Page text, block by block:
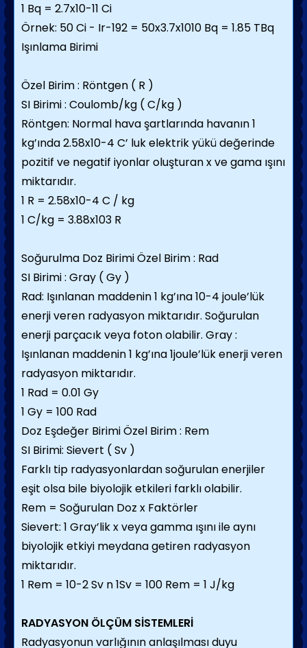
1 Bq = 2.7x10-11 Ci
Örnek: 50 Ci - Ir-192 = 50x3.7x1010 Bq = 1.85 TBq
Işınlama Birimi
Özel Birim : Röntgen ( R )
SI Birimi : Coulomb/kg ( C/kg )
Röntgen: Normal hava şartlarında havanın 1
kg’ında 2.58x10-4 C’ luk elektrik yükü değerinde
pozitif ve negatif iyonlar oluşturan x ve gama ışını
miktarıdır.
1 R = 2.58x10-4 C / kg
1 C/kg = 3.88x103 R
Soğurulma Doz Birimi Özel Birim : Rad
SI Birimi : Gray ( Gy )
Rad: Işınlanan maddenin 1 kg’ına 10-4 joule’lük
enerji veren radyasyon miktarıdır. Soğurulan
enerji parçacık veya foton olabilir. Gray :
Işınlanan maddenin 1 kg’ına 1joule’lük enerji veren
radyasyon miktarıdır.
1 Rad = 0.01 Gy
1 Gy = 100 Rad
Doz Eşdeğer Birimi Özel Birim : Rem
SI Birimi: Sievert ( Sv )
Farklı tip radyasyonlardan soğurulan enerjiler
eşit olsa bile biyolojik etkileri farklı olabilir.
Rem = Soğurulan Doz x Faktörler
Sievert: 1 Gray’lik x veya gamma ışını ile aynı
biyolojik etkiyi meydana getiren radyasyon
miktarıdır.
1 Rem = 10-2 Sv n 1Sv = 100 Rem = 1 J/kg
RADYASYON ÖLÇÜM SİSTEMLERİ
Radyasyonun varlığının anlaşılması duyu